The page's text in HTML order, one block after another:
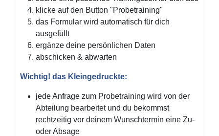
klicke auf den Button "Probetraining"
das Formular wird automatisch für dich
ausgefüllt
ergänze deine persönlichen Daten
abschicken & abwarten
Wichtig! das Kleingedruckte:
jede Anfrage zum Probetraining wird von der
Abteilung bearbeitet und du bekommst
rechtzeitig vor deinem Wunschtermin eine Zu-
oder Absage